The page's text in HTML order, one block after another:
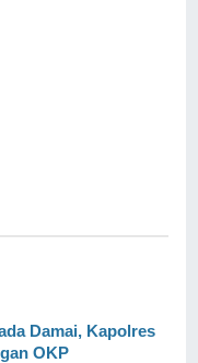
Damai, Kapolres
OKP